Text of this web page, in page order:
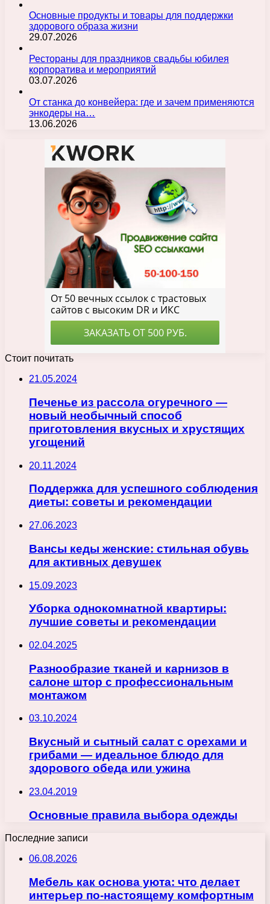
Основные продукты и товары для поддержки
здорового образа жизни
29.07.2026
Рестораны для праздников свадьбы юбилея
корпоратива и мероприятий
03.07.2026
От станка до конвейера: где и зачем применяются
энкодеры на…
13.06.2026
Стоит почитать
21.05.2024
Печенье из рассола огуречного —
новый необычный способ
приготовления вкусных и хрустящих
угощений
20.11.2024
Поддержка для успешного соблюдения
диеты: советы и рекомендации
27.06.2023
Вансы кеды женские: стильная обувь
для активных девушек
15.09.2023
Уборка однокомнатной квартиры:
лучшие советы и рекомендации
02.04.2025
Разнообразие тканей и карнизов в
салоне штор с профессиональным
монтажом
03.10.2024
Вкусный и сытный салат с орехами и
грибами — идеальное блюдо для
здорового обеда или ужина
23.04.2019
Основные правила выбора одежды
Последние записи
06.08.2026
Мебель как основа уюта: что делает
интерьер по-настоящему комфортным